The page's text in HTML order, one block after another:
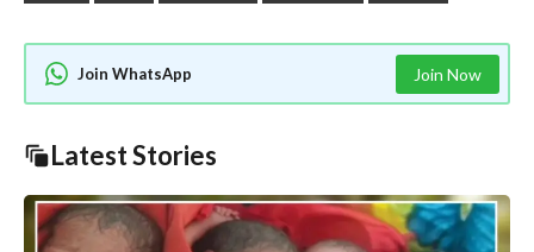
Join WhatsApp Join Now
Latest Stories